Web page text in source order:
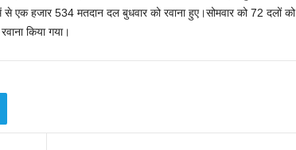
एक हजार 534 मतदान दल बुधवार को रवाना हुए।सोमवार को 72 दलों को
किया गया।